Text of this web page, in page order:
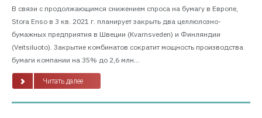
В связи с продолжающимся снижением спроса на бумагу в Европе,
Stora Enso в 3 кв. 2021 г. планирует закрыть два целлюлозно-
бумажных предприятия в Швеции (Kvarnsveden) и Финляндии
(Veitsiluoto). Закрытие комбинатов сократит мощность производства
бумаги компании на 35% до 2,6 млн...
Читать далее